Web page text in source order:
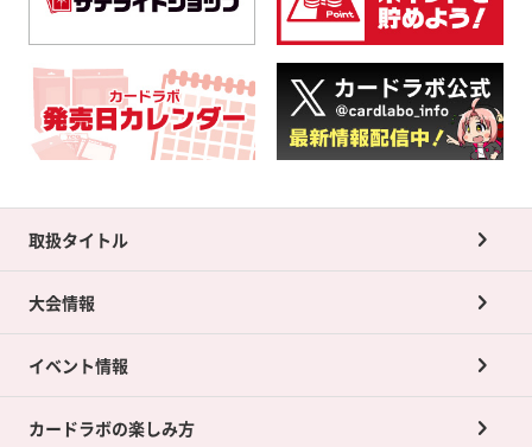
取扱タイトル
大会情報
イベント情報
カードラボの楽しみ方